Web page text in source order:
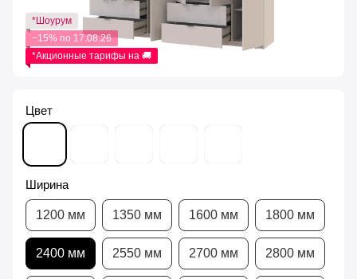
*Шоурум
−15% по 17.08.26
*Акционные тарифы на 🚚
Цвет
Ширина
1200 мм 1350 мм 1600 мм 1800 мм
2400 мм 2550 мм 2700 мм 2800 мм